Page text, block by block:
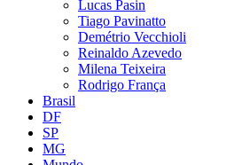
Lucas Pasin
Tiago Pavinatto
Demétrio Vecchioli
Reinaldo Azevedo
Milena Teixeira
Rodrigo França
Brasil
DF
SP
MG